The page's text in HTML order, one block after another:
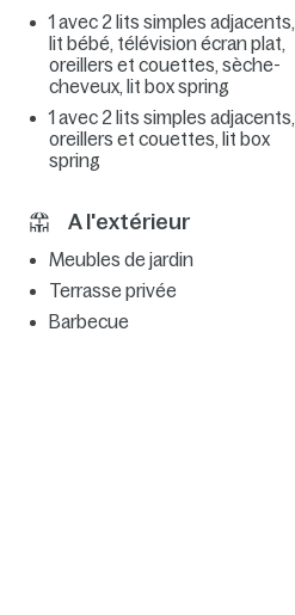
1 avec 2 lits simples adjacents,
lit bébé, télévision écran plat,
oreillers et couettes, sèche-
cheveux, lit box spring
1 avec 2 lits simples adjacents,
oreillers et couettes, lit box
spring
A l'extérieur
Meubles de jardin
Terrasse privée
Barbecue